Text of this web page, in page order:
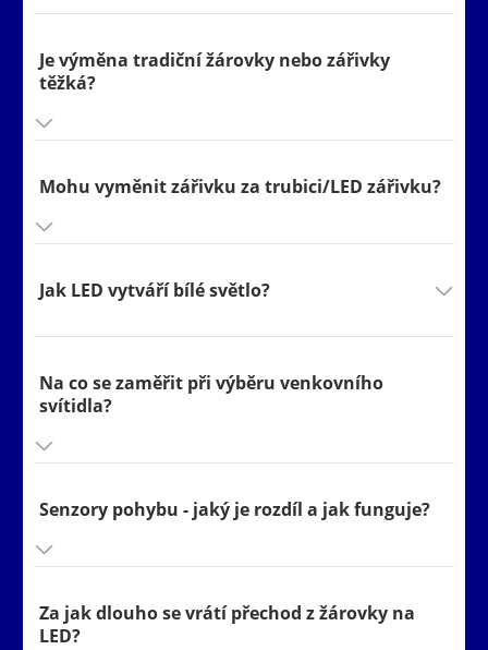
K Koeficient udržení světelného toku (LLMF)
LED svítidlo
M
Je výměna tradiční žárovky nebo zářivky
těžká?
Mohu vyměnit zářivku za trubici/LED zářivku?
Jak LED vytváří bílé světlo?
Na co se zaměřit při výběru venkovního
svítidla?
Senzory pohybu - jaký je rozdíl a jak funguje?
Za jak dlouho se vrátí přechod z žárovky na
LED?